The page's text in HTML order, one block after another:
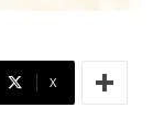
X